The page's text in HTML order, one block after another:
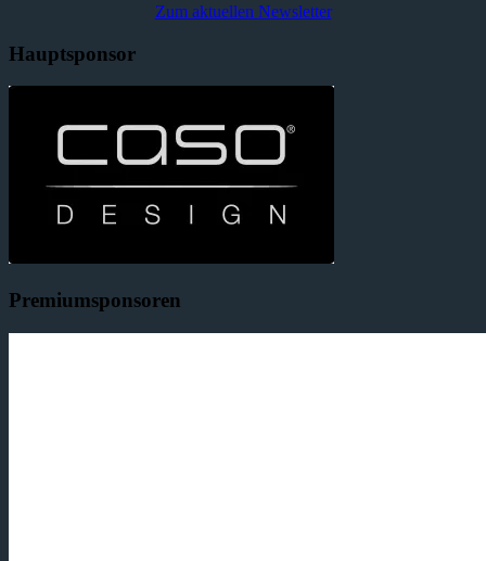
Zum aktuellen Newsletter
Hauptsponsor
Premiumsponsoren